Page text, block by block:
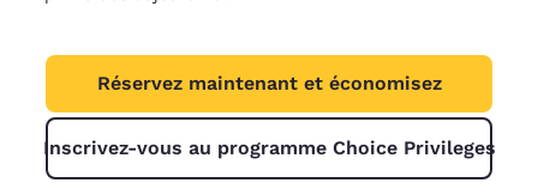
Réservez maintenant et économisez
Inscrivez-vous au programme Choice Privileges